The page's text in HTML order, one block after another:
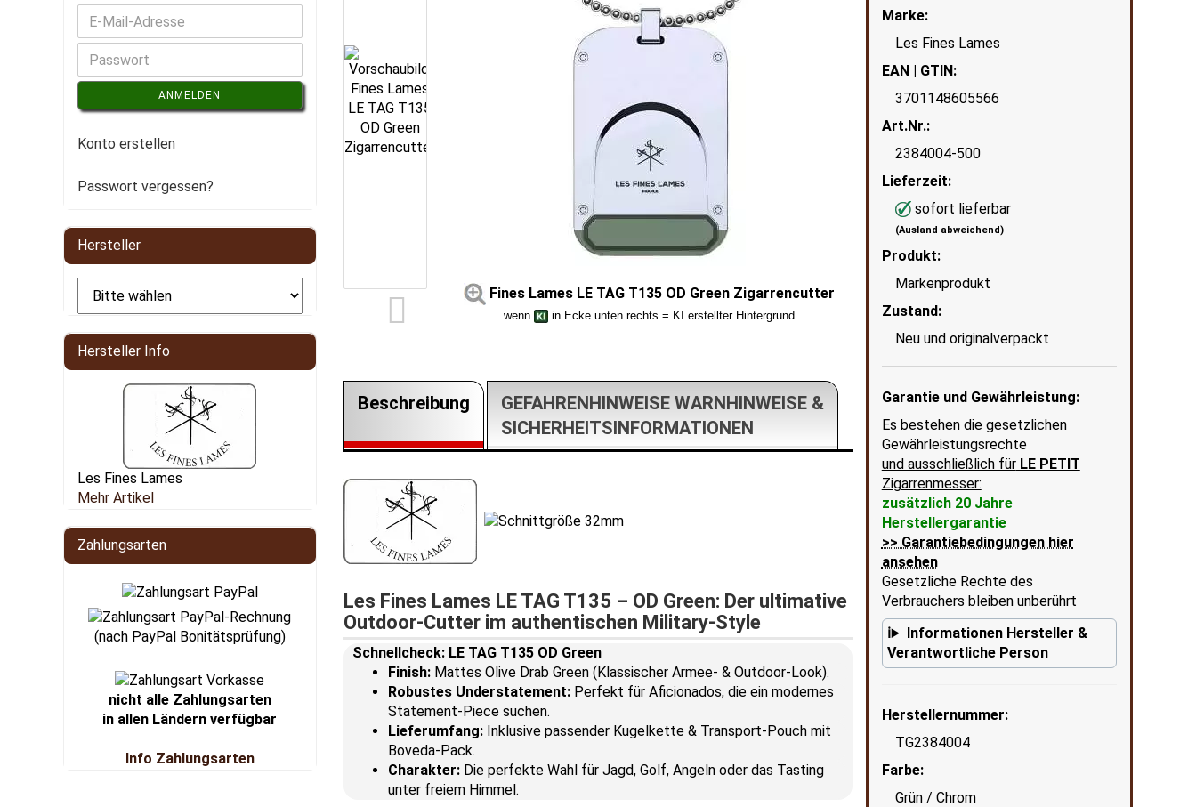
Fines Lames LE TAG T135 OD Green Zigarrencutter
wenn in Ecke unten rechts = KI erstellter Hintergrund
Fines Lames LE TAG T135 OD Green
wenn
Marke:
Les Fines Lames
EAN | GTIN:
3701148605566
Art.Nr.:
2384004-500
Lieferzeit:
sofort lieferbar
(Ausland abweichend)
Produkt:
Markenprodukt
Zustand:
Neu und originalverpackt
Garantie und Gewährleistung:
Es bestehen die gesetzlichen
Gewährleistungsrechte
und ausschließlich fürLE PETIT
Zigarrenmesser:
zusätzlich 20 Jahre
Herstellergarantie
>> Garantiebedingungen hier
ansehen
Gesetzliche Rechte des
Verbrauchers bleiben unberührt
Informationen Hersteller &
Verantwortliche Person
Herstellernummer:
TG2384004
Farbe:
Grün / Chrom
Beschreibung
GEFAHRENHINWEISE WARNHINWEISE &
SICHERHEITSINFORMATIONEN
Les Fines Lames LE TAG T135 – OD Green: Der ultimative
Outdoor-Cutter im authentischen Military-Style
Schnellcheck: LE TAG T135 OD Green
Finish: Mattes Olive Drab Green (Klassischer Armee- & Outdoor-Look).
Robustes Understatement: Perfekt für Aficionados, die ein modernes
Statement-Piece suchen.
Lieferumfang: Inklusive passender Kugelkette & Transport-Pouch mit
Boveda-Pack.
Charakter: Die perfekte Wahl für Jagd, Golf, Angeln oder das Tasting
unter freiem Himmel.
ANMELDEN
Konto erstellen
Passwort vergessen?
Hersteller
Hersteller Info
Les Fines Lames
Mehr Artikel
Zahlungsarten
(nach PayPal Bonitätsprüfung)
nicht alle Zahlungsarten
in allen Ländern verfügbar
Info Zahlungsarten